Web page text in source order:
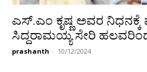
ಎಸ್.ಎಂ ಕೃಷ್ಣ ಅವರ
ಸಿದ್ದರಾಮಯ್ಯ ಸೇರಿ
prashanth - 10/12/2024